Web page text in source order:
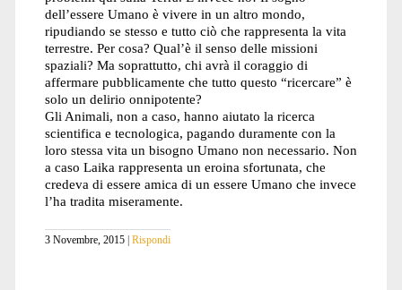
dell’essere Umano è vivere in un altro mondo,
ripudiando se stesso e tutto ciò che rappresenta la vita
terrestre. Per cosa? Qual’è il senso delle missioni
spaziali? Ma soprattutto, chi avrà il coraggio di
affermare pubblicamente che tutto questo “ricercare” è
solo un delirio onnipotente?
Gli Animali, non a caso, hanno aiutato la ricerca
scientifica e tecnologica, pagando duramente con la
loro stessa vita un bisogno Umano non necessario. Non
a caso Laika rappresenta un eroina sfortunata, che
credeva di essere amica di un essere Umano che invece
l’ha tradita miseramente.
3 Novembre, 2015 Rispondi